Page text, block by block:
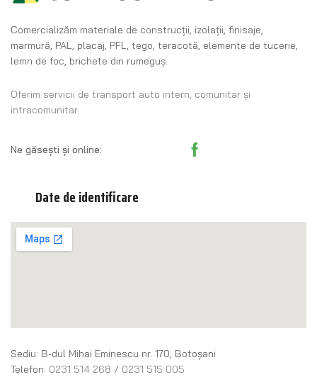
Comercializăm materiale de construcţii, izolaţii, finisaje,
marmură, PAL, placaj, PFL, tego, teracotă, elemente de tucerie,
lemn de foc, brichete din rumeguş.
Oferim servicii de transport auto intern, comunitar și
intracomunitar.
Ne găsești și online:
Date de identificare
Sediu: B-dul Mihai Eminescu nr. 170, Botoșani
Telefon: 0231 514 268 / 0231 515 005